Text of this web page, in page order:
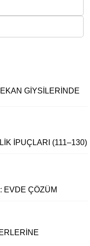
GIYSILERINDE
İPUÇLARI (111–130)
EVDE ÇÖZÜM